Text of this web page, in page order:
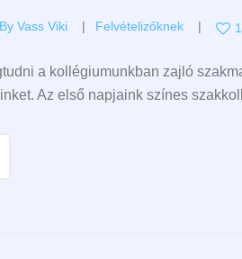
By Vass Viki Felvételizőknek 1
a kollégiumunkban zajló
Az első napjaink színes